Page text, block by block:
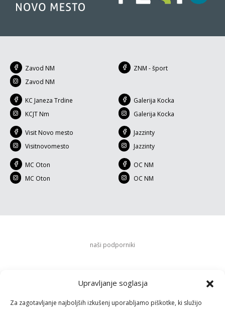
Upravljanje soglasja
Za zagotavljanje najboljših izkušenj uporabljamo piškotke, ki služijo
Zavod NM
Zavod NM
ZNM - šport
KC Janeza Trdine
KCJT Nm
Galerija Kocka
Galerija Kocka
Visit Novo mesto
Visitnovomesto
Jazzinty
Jazzinty
MC Oton
MC Oton
OC NM
OC NM
naši podporniki